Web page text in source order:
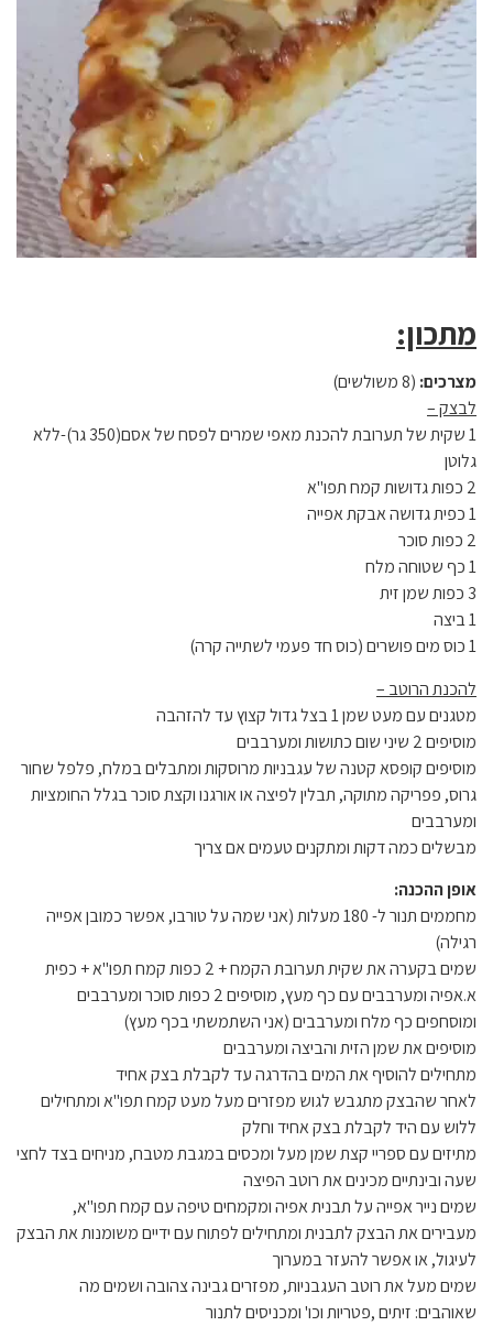
מתכון:
מצרכים: (8 משולשים)
לבצק –
1 שקית של תערובת להכנת מאפי שמרים לפסח של אסם(350 גר)-ללא
גלוטן
2 כפות גדושות קמח תפו"א
1 כפית גדושה אבקת אפייה
2 כפות סוכר
1 כף שטוחה מלח
3 כפות שמן זית
1 ביצה
1 כוס מים פושרים (כוס חד פעמי לשתייה קרה)
להכנת הרוטב –
מטגנים עם מעט שמן 1 בצל גדול קצוץ עד להזהבה
מוסיפים 2 שיני שום כתושות ומערבבים
מוסיפים קופסא קטנה של עגבניות מרוסקות ומתבלים במלח, פלפל שחור
גרוס, פפריקה מתוקה, תבלין לפיצה או אורגנו וקצת סוכר בגלל החומציות
ומערבבים
מבשלים כמה דקות ומתקנים טעמים אם צריך
אופן ההכנה:
מחממים תנור ל- 180 מעלות (אני שמה על טורבו, אפשר כמובן אפייה
רגילה)
שמים בקערה את שקית תערובת הקמח + 2 כפות קמח תפו"א + כפית
א.אפיה ומערבבים עם כף מעץ, מוסיפים 2 כפות סוכר ומערבבים
ומוסחפים כף מלח ומערבבים (אני השתמשתי בכף מעץ)
מוסיפים את שמן הזית והביצה ומערבבים
מתחילים להוסיף את המים בהדרגה עד לקבלת בצק אחיד
לאחר שהבצק מתגבש לגוש מפזרים מעל מעט קמח תפו"א ומתחילים
ללוש עם היד לקבלת בצק אחיד וחלק
מתיזים עם ספריי קצת שמן מעל ומכסים במגבת מטבח, מניחים בצד לחצי
שעה ובינתיים מכינים את רוטב הפיצה
שמים נייר אפייה על תבנית אפיה ומקמחים טיפה עם קמח תפו"א,
מעבירים את הבצק לתבנית ומתחילים לפתוח עם ידיים משומנות את הבצק
לעיגול, או אפשר להעזר במערוך
שמים מעל את רוטב העגבניות, מפזרים גבינה צהובה ושמים מה
שאוהבים: זיתים ,פטריות וכו' ומכניסים לתנור